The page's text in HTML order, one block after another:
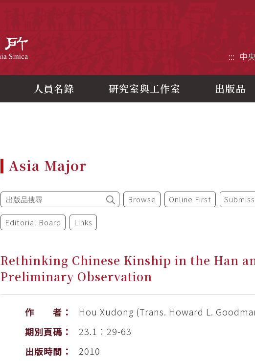
::: 中
人員名錄 研究室與工作室 出版品
Asia Major
Browse Online First
Editorial Board Links
Rethinking Chinese Kinship in the Han
Preliminary Observation
作 者：
Hou Xudong (Trans. Howard L.
期別頁碼：
23.1：29-63
出版時間：
2010